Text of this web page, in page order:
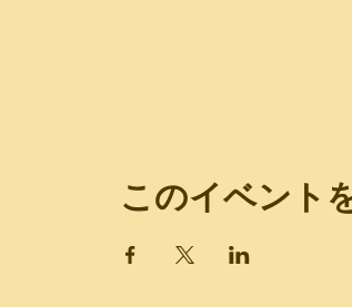
このイベント